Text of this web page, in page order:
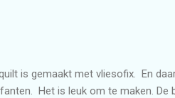
is gemaakt met vliesofix. En
Het is leuk om te maken. De